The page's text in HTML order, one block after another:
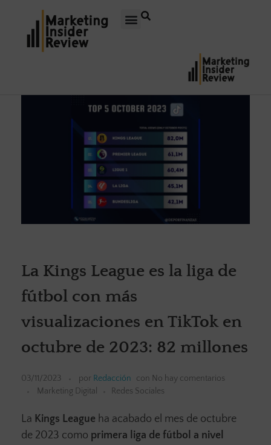
La Kings League es la liga de
fútbol con más
visualizaciones en TikTok en
octubre de 2023: 82 millones
03/11/2023 por Redacción con No hay comentarios
Marketing Digital
Redes Sociales
La Kings League ha acabado el mes de octubre
de 2023 como primera liga de fútbol a nivel